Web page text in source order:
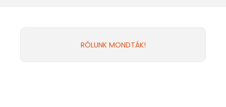
RÓLUNK MONDTÁK!